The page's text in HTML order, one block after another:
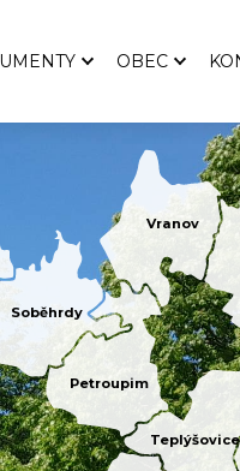
účty
řád dětského hřiště
OBEC
Historie
Spolky a
Soběhrdy
Vranov
Petroupim
Teplýšovice